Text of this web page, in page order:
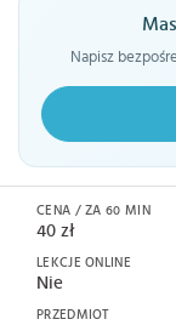
Napisz
CENA / ZA 60 MIN
40 zł
LEKCJE ONLINE
Nie
PRZEDMIOT